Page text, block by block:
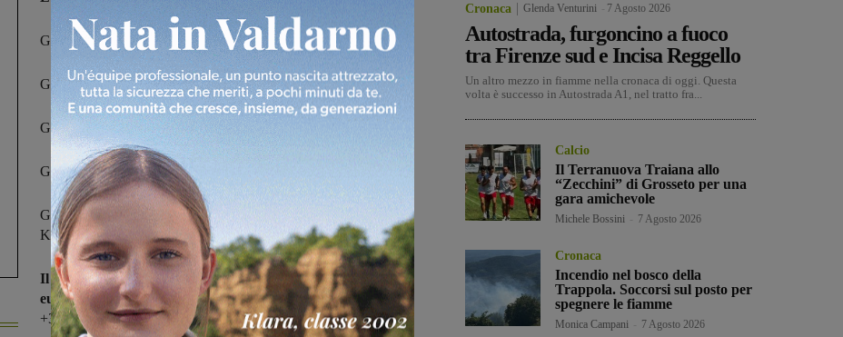
Giovedì 2 Marzo, Le Otto Montagne di Felix Van Groeningen
Giovedì 9 Marzo, Eo di Jerzy Skolimowski
Giovedì 16 Marzo, Decision To Leave di Park Chan-Wook
Giovedì 23 Marzo, L’Innocente di Luis Garrel
Giovedì 30 Marzo, Everything Everywhere All At Once di Dan
Kwan, Daniel Scheinert
Il costo del biglietto per le proiezioni cinematografiche è di 5
euro.Per info e prenotazioni è possibile contattare il numero
+393534342527 e la mail kanterstrasse.info@gmail.com
Cronaca Glenda Venturini 7 Agosto 2026
Autostrada, furgoncino a fuoco
tra Firenze sud e Incisa Reggello
Un altro mezzo in fiamme nella cronaca di oggi. Questa
volta è successo in Autostrada A1, nel tratto fra...
Calcio
Il Terranuova Traiana allo
“Zecchini” di Grosseto per una
gara amichevole
Michele Bossini 7 Agosto 2026
Cronaca
Incendio nel bosco della
Trappola. Soccorsi sul posto per
spegnere le fiamme
Monica Campani 7 Agosto 2026